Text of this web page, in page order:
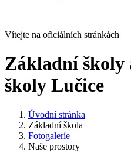
Vítejte na oficiálních stránkách
Základní školy
školy Lučice
Úvodní stránka
Základní škola
Fotogalerie
Naše prostory